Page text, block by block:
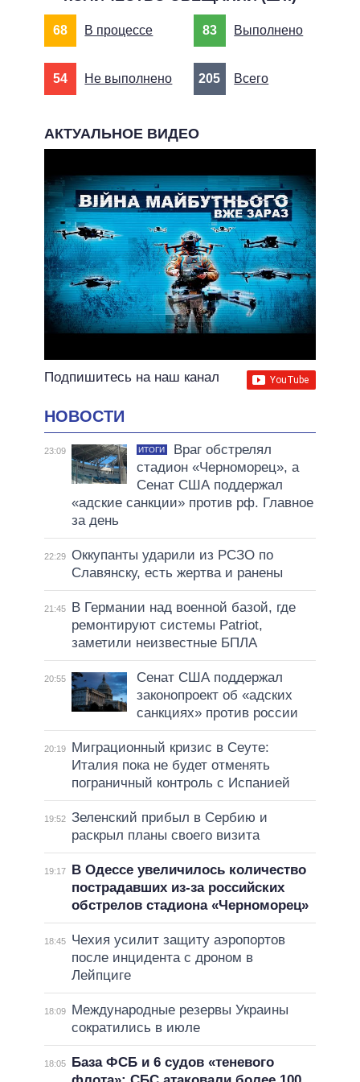
68 В процессе 83 Выполнено
54 Не выполнено 205 Всего
АКТУАЛЬНОЕ ВИДЕО
Подпишитесь на наш канал
НОВОСТИ
23:09 ИТОГИ
Враг обстрелял
стадион «Черноморец», а
Сенат США поддержал
«адские санкции» против рф. Главное
за день
22:29 Оккупанты ударили из РСЗО по
Славянску, есть жертва и ранены
21:45
В Германии над военной базой, где
ремонтируют системы Patriot,
заметили неизвестные БПЛА
20:55
Сенат США поддержал
законопроект об «адских
санкциях» против россии
20:19
Миграционный кризис в Сеуте:
Италия пока не будет отменять
пограничный контроль с Испанией
19:52 Зеленский прибыл в Сербию и
раскрыл планы своего визита
19:17
В Одессе увеличилось количество
пострадавших из-за российских
обстрелов стадиона «Черноморец»
18:45
Чехия усилит защиту аэропортов
после инцидента с дроном в
Лейпциге
18:09
Международные резервы Украины
сократились в июле
18:05
База ФСБ и 6 судов «теневого